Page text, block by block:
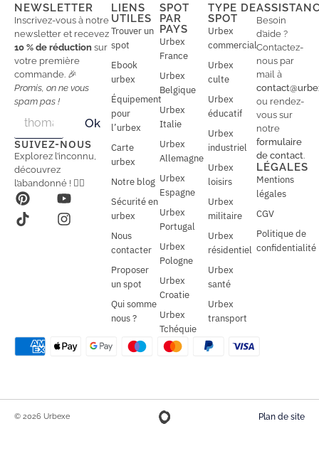
NEWSLETTER
Inscrivez-vous à notre
newsletter et recevez
10 % de réduction sur
votre première
commande. 🎉
Promis, on ne vous
spam pas !
a
i
l
a
i
l
*
Ok
SUIVEZ-NOUS
Explorez l’inconnu,
découvrez
l’abandonné ! 🕵️‍♂️
LIENS
UTILES
Trouver un
spot
Ebook
urbex
Équipement
pour
l’urbex
Carte
urbex
Notre blog
Sécurité en
urbex
Nous
contacter
Proposer
un spot
Qui somme
nous ?
SPOT
PAR
PAYS
Urbex
France
Urbex
Belgique
Urbex
Italie
Urbex
Allemagne
Urbex
Espagne
Urbex
Portugal
Urbex
Pologne
Urbex
Croatie
Urbex
Tchéquie
TYPE DE
SPOT
Urbex
commercial
Urbex
culte
Urbex
éducatif
Urbex
industriel
Urbex
loisirs
Urbex
militaire
Urbex
résidentiel
Urbex
santé
Urbex
transport
Besoin
d’aide ?
Contactez-
nous par
mail à
ou rendez-
vous sur
notre
formulaire
de contact.
LÉGALES
Mentions
légales
CGV
Politique de
confidentialité
© 2026 Urbexe Plan de site